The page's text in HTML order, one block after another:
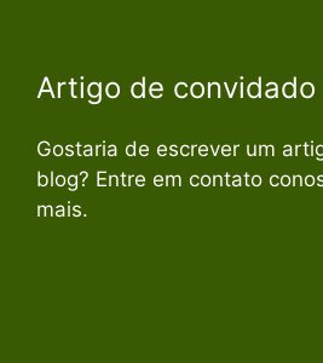
Artigo de convidado
Gostaria de escrever um
blog? Entre em contato
mais.